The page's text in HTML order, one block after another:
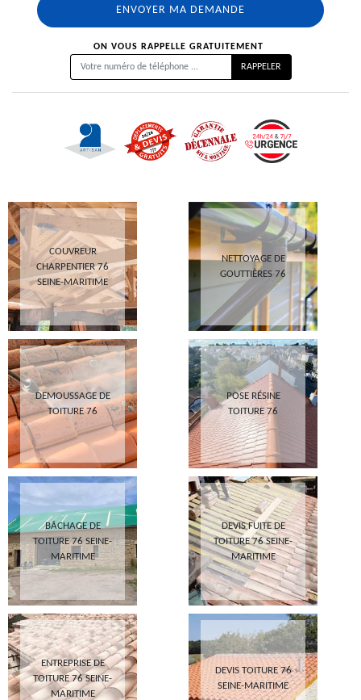
ON VOUS RAPPELLE GRATUITEMENT
COUVREUR
CHARPENTIER 76
SEINE-MARITIME
NETTOYAGE DE
GOUTTIÈRES 76
DEMOUSSAGE DE
TOITURE 76
POSE RÉSINE
TOITURE 76
BÂCHAGE DE
TOITURE 76 SEINE-
MARITIME
DEVIS FUITE DE
TOITURE 76 SEINE-
MARITIME
ENTREPRISE DE
TOITURE 76 SEINE-
MARITIME
DEVIS TOITURE 76
SEINE-MARITIME